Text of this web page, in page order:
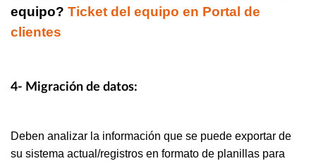
equipo? Ticket del equipo en Portal de
clientes
4- Migración de datos:
Deben analizar la información que se puede exportar de
su sistema actual/registros en formato de planillas para